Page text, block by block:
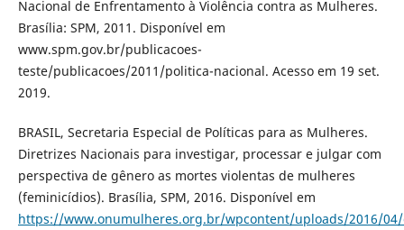
Nacional de Enfrentamento à Violência contra as Mulheres.
Brasília: SPM, 2011. Disponível em
www.spm.gov.br/publicacoes-
teste/publicacoes/2011/politica-nacional. Acesso em 19 set.
2019.
BRASIL, Secretaria Especial de Políticas para as Mulheres.
Diretrizes Nacionais para investigar, processar e julgar com
perspectiva de gênero as mortes violentas de mulheres
(feminicídios). Brasília, SPM, 2016. Disponível em
https://www.onumulheres.org.br/wpcontent/uploads/2016/